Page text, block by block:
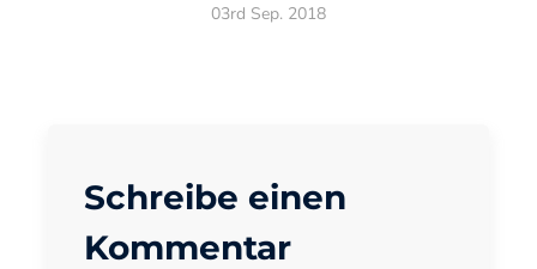
03rd Sep. 2018
Schreibe einen
Kommentar